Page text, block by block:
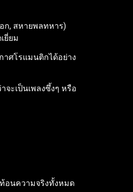
ก, สหายพลทหาร)
ยี่ยม
าศโรแมนติกได้อย่าง
จะเป็นเพลงซึ้งๆ หรือ
อนความจริงทั้งหมด